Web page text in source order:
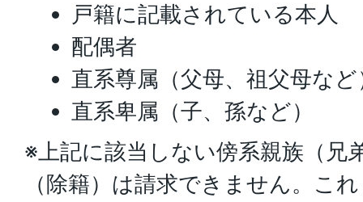
戸籍に記載されている本人
配偶者
直系尊属（父母、祖父母など
直系卑属（子、孫など）
※上記に該当しない傍系親族（兄
（除籍）は請求できません。こ